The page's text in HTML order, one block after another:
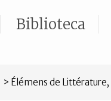
Biblioteca
> Élémens de